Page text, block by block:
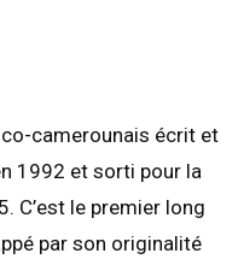
camerounais écrit et
1992 et sorti pour la
C’est le premier long
par son originalité